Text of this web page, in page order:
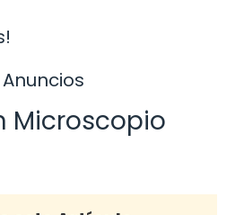
Anuncios
Microscopio